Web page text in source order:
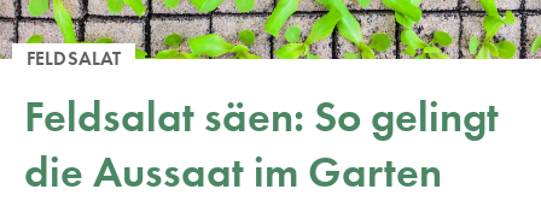
FELDSALAT
Feldsalat säen: So gelingt
die Aussaat im Garten